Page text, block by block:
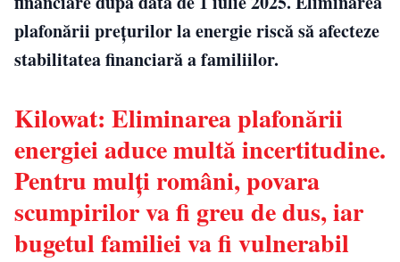
plafonării prețurilor la energie riscă să afecteze
stabilitatea financiară a familiilor.
Kilowat: Eliminarea plafonării
energiei aduce multă incertitudine.
Pentru mulți români, povara
scumpirilor va fi greu de dus, iar
bugetul familiei va fi vulnerabil